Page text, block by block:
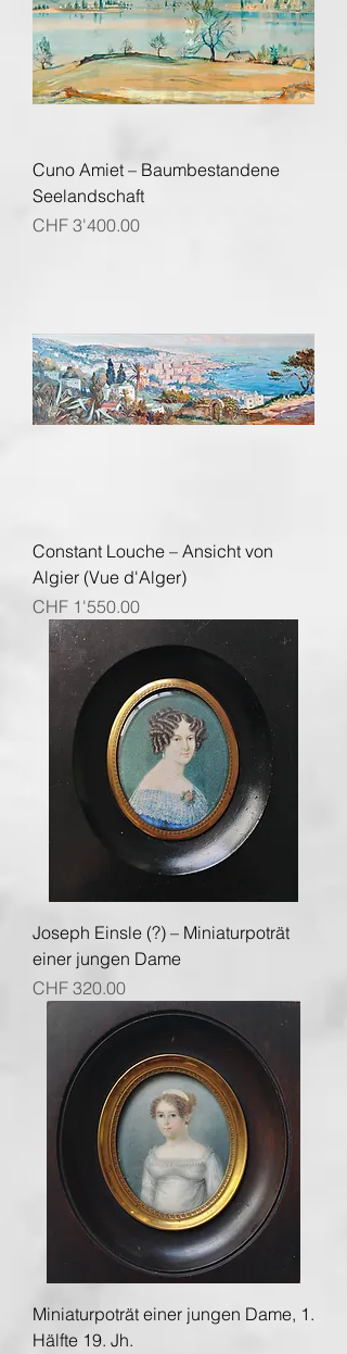
Cuno Amiet – Baumbestandene
Seelandschaft
Preis
CHF 3'400.00
Constant Louche – Ansicht von
Algier (Vue d'Alger)
Preis
CHF 1'550.00
Joseph Einsle (?) – Miniaturpoträt
einer jungen Dame
Preis
CHF 320.00
Miniaturpoträt einer jungen Dame, 1.
Hälfte 19. Jh.